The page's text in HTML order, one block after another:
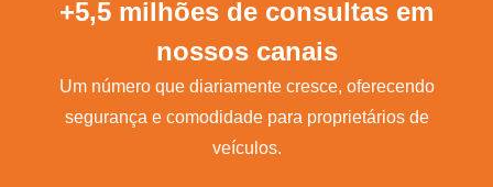
+5,5 milhões de consultas em
nossos canais
Um número que diariamente cresce, oferecendo
segurança e comodidade para proprietários de
veículos.